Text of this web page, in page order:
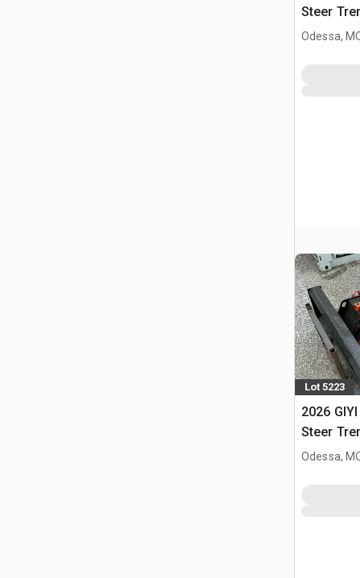
Steer
Odessa,
Lot 5223
2026
Steer
Odessa,